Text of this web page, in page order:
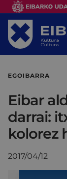
EGOIBARRA
Eibar
darrai:
kolorez
2017/04/12